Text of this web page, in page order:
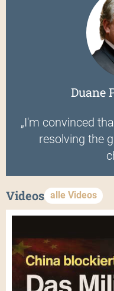
Duane
„I'm convinced
resolving the
Videos alle Videos